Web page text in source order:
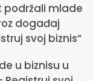
podržali mlade
događaj
svoj biznis“
u biznisu u